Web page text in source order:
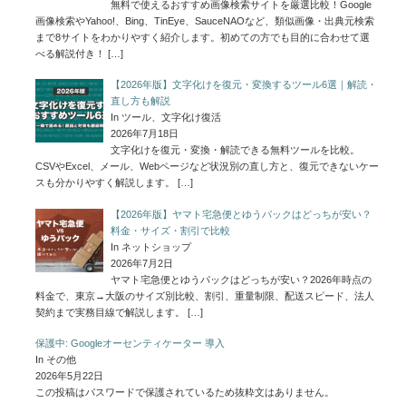
無料で使えるおすすめ画像検索サイトを厳選比較！Google
画像検索やYahoo!、Bing、TinEye、SauceNAOなど、類似画像・出典元検索
まで8サイトをわかりやすく紹介します。初めての方でも目的に合わせて選
べる解説付き！
[…]
【2026年版】文字化けを復元・変換するツール6選｜解読・
直し方も解説
In ツール、文字化け復活
2026年7月18日
文字化けを復元・変換・解読できる無料ツールを比較。
CSVやExcel、メール、Webページなど状況別の直し方と、復元できないケー
スも分かりやすく解説します。
[…]
【2026年版】ヤマト宅急便とゆうパックはどっちが安い？
料金・サイズ・割引で比較
In ネットショップ
2026年7月2日
ヤマト宅急便とゆうパックはどっちが安い？2026年時点の
料金で、東京→大阪のサイズ別比較、割引、重量制限、配送スピード、法人
契約まで実務目線で解説します。
[…]
保護中: Googleオーセンティケーター 導入
In その他
2026年5月22日
この投稿はパスワードで保護されているため抜粋文はありません。